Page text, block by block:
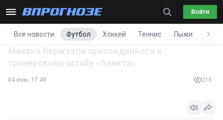
Войти
Все новости Футбол Хоккей Теннис Лыжи
Михаил Кержаков присоединился к
тренерскому штабу «Зенита»
04 июн, 17:49 216